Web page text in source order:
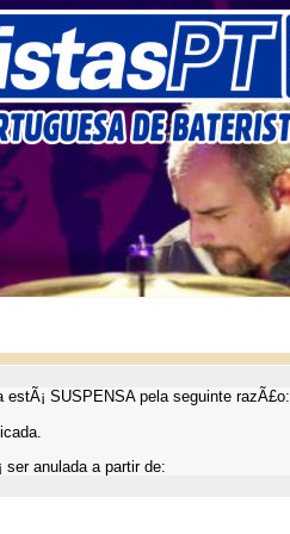
estÃ¡ SUSPENSA pela seguinte razÃ£o:
ser anulada a partir de: